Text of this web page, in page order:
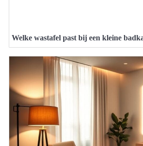
Welke wastafel past bij een kleine